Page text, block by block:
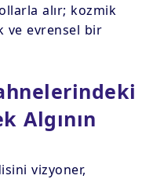
alır; kozmik
ve evrensel bir
Algının
vizyoner,